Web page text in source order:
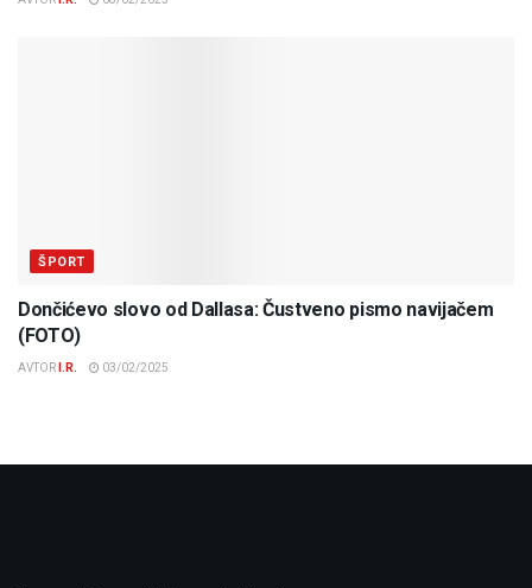
ŠPORT
Dončićevo slovo od Dallasa: Čustveno pismo navijačem
(FOTO)
AVTOR I.R. 03/02/2025